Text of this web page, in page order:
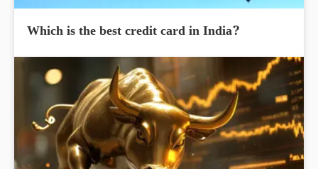
Which is the best credit card in India?